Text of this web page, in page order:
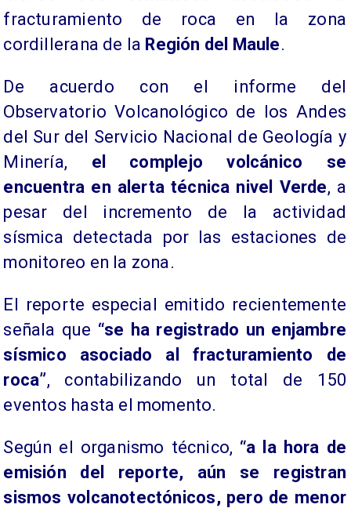
fracturamiento de roca en la zona
cordillerana de la Región del Maule.
De acuerdo con el informe del
Observatorio Volcanológico de los Andes
del Sur del Servicio Nacional de Geología y
Minería, el complejo volcánico se
encuentra en alerta técnica nivel Verde, a
pesar del incremento de la actividad
sísmica detectada por las estaciones de
monitoreo en la zona.
El reporte especial emitido recientemente
señala que “se ha registrado un enjambre
sísmico asociado al fracturamiento de
roca”, contabilizando un total de 150
eventos hasta el momento.
Según el organismo técnico, “a la hora de
emisión del reporte, aún se registran
sismos volcanotectónicos, pero de menor